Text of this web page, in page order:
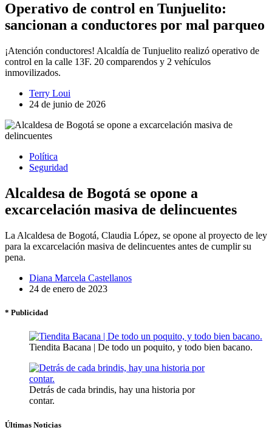
Operativo de control en Tunjuelito:
sancionan a conductores por mal parqueo
¡Atención conductores! Alcaldía de Tunjuelito realizó operativo de
control en la calle 13F. 20 comparendos y 2 vehículos
inmovilizados.
Terry Loui
24 de junio de 2026
Política
Seguridad
Alcaldesa de Bogotá se opone a
excarcelación masiva de delincuentes
La Alcaldesa de Bogotá, Claudia López, se opone al proyecto de ley
para la excarcelación masiva de delincuentes antes de cumplir su
pena.
Diana Marcela Castellanos
24 de enero de 2023
* Publicidad
Tiendita Bacana | De todo un poquito, y todo bien bacano.
Detrás de cada brindis, hay una historia por
contar.
Últimas Noticias